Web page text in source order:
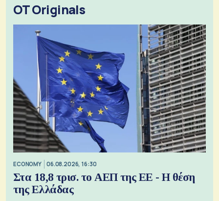
OT Originals
ECONOMY 06.08.2026, 16:30
Στα 18,8 τρισ. το ΑΕΠ της ΕΕ - Η θέση
της Ελλάδας